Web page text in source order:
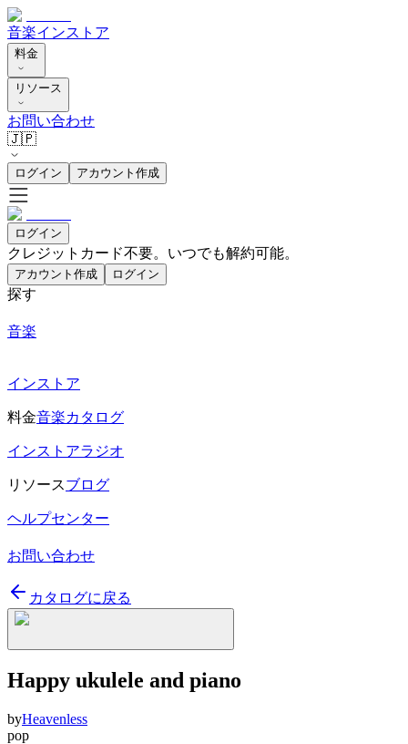
音楽インストア
料金
リソース
お問い合わせ
🇯🇵
ログイン アカウント作成
ログイン
クレジットカード不要。いつでも解約可能。
アカウント作成 ログイン
探す
音楽
インストア
料金音楽カタログ
インストアラジオ
リソースブログ
ヘルプセンター
お問い合わせ
カタログに戻る
Happy ukulele and piano
byHeavenless
pop